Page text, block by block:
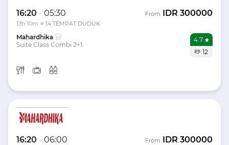
16:20 - 05:30
13h 10m 14 TEMPAT DUDUK
From IDR 300000
Mahardhika
Suite Class Combi 2+1
4.7
12
16:20 - 06:00 From IDR 300000